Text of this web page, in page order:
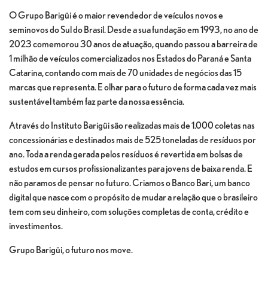
O Grupo Barigüi é o maior revendedor de veículos novos e
seminovos do Sul do Brasil. Desde a sua fundação em 1993, no ano de
2023 comemorou 30 anos de atuação, quando passou a barreira de
1 milhão de veículos comercializados nos Estados do Paraná e Santa
Catarina, contando com mais de 70 unidades de negócios das 15
marcas que representa. E olhar para o futuro de forma cada vez mais
sustentável também faz parte da nossa essência.
Através do Instituto Barigüi são realizadas mais de 1.000 coletas nas
concessionárias e destinados mais de 525 toneladas de resíduos por
ano. Toda a renda gerada pelos resíduos é revertida em bolsas de
estudos em cursos profissionalizantes para jovens de baixa renda. E
não paramos de pensar no futuro. Criamos o Banco Bari, um banco
digital que nasce com o propósito de mudar a relação que o brasileiro
tem com seu dinheiro, com soluções completas de conta, crédito e
investimentos.
Grupo Barigüi, o futuro nos move.